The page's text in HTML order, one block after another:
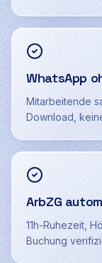
WhatsApp
Mitarbeitende
Download,
ArbZG
11h-Ruhezeit,
Buchung